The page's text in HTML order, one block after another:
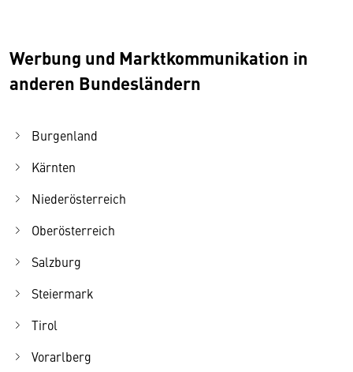
Werbung und Marktkommunikation in
anderen Bundesländern
Burgenland
Kärnten
Niederösterreich
Oberösterreich
Salzburg
Steiermark
Tirol
Vorarlberg